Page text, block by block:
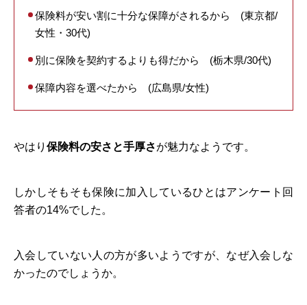
保険料が安い割に十分な保障がされるから (東京都/
女性・30代)
別に保険を契約するよりも得だから (栃木県/30代)
保障内容を選べたから (広島県/女性)
やはり 保険料の安さと手厚さが魅力なようです。
しかしそもそも保険に加入しているひとはアンケート回
答者の14%でした。
入会していない人の方が多いようですが、なぜ入会しな
かったのでしょうか。